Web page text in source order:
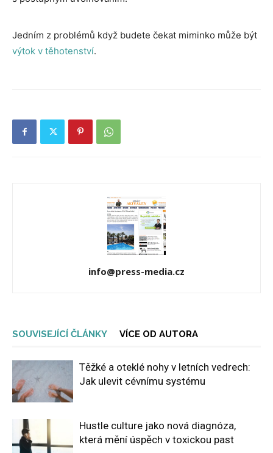
Jedním z problémů když budete čekat miminko může být
výtok v těhotenství.
info@press-media.cz
SOUVISEJÍCÍ ČLÁNKY VÍCE OD AUTORA
Těžké a oteklé nohy v letních vedrech:
Jak ulevit cévnímu systému
Hustle culture jako nová diagnóza,
která mění úspěch v toxickou past